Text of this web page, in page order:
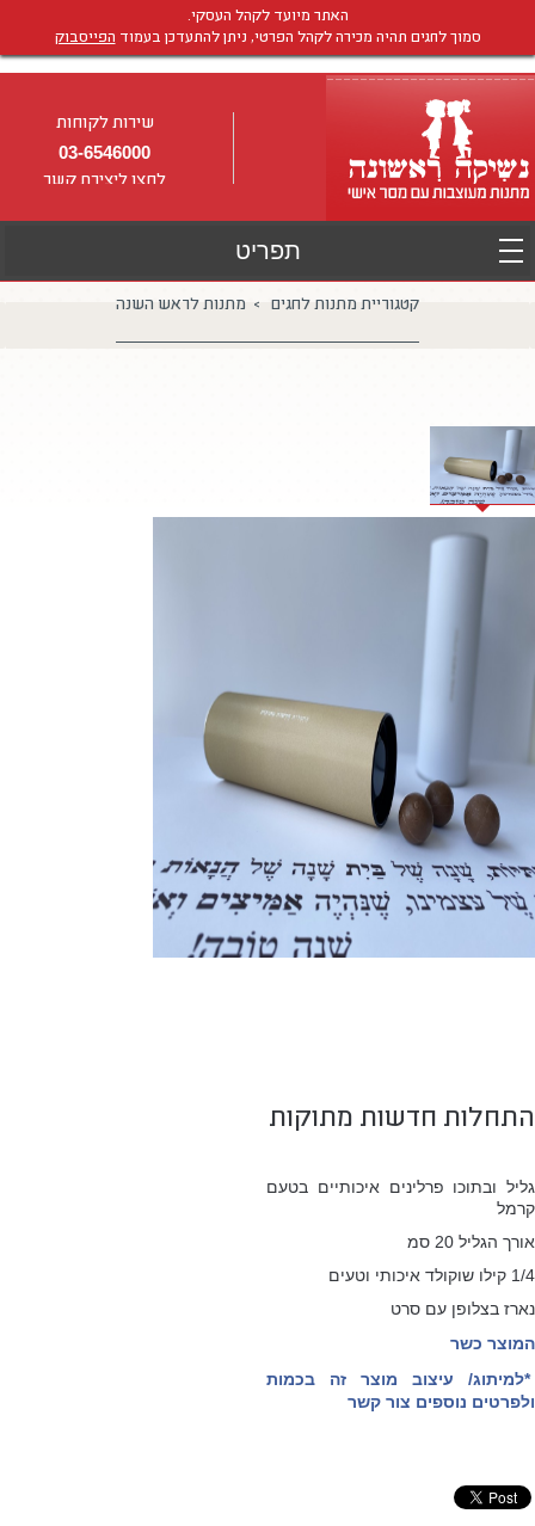
האתר מיועד לקהל העסקי.
סמוך לחגים תהיה מכירה לקהל הפרטי, ניתן להתעדכן בעמוד הפייסבוק
שירות לקוחות
03-6546000
לחצו ליצירת קשר
קטגוריית מתנות לחגים > מתנות לראש השנה
התחלות חדשות מתוקות
גליל ובתוכו פרלינים איכותיים בטעם
קרמל
אורך הגליל 20 סמ
1/4 קילו שוקולד איכותי וטעים
נארז בצלופן עם סרט
המוצר כשר
*למיתוג/ עיצוב מוצר זה בכמות
ולפרטים נוספים צור קשר